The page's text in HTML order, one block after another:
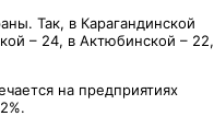
Так, в Карагандинской
– 24, в Актюбинской – 22,
на предприятиях